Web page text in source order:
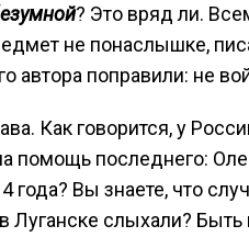
? Это вряд ли.
не понаслышке,
автора поправили: не
Как говорится, у
помощь последнего:
года? Вы знаете, что
слыхали?